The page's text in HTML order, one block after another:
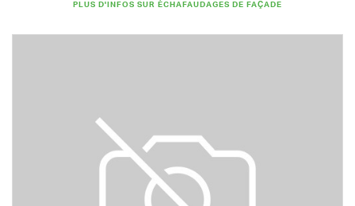
PLUS D'INFOS SUR ÉCHAFAUDAGES DE FAÇADE